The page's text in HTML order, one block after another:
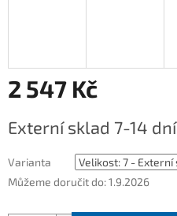
2 547 Kč
cena:
Externí sklad 7-14 dní
Varianta
Můžeme doručit do:1.9.2026